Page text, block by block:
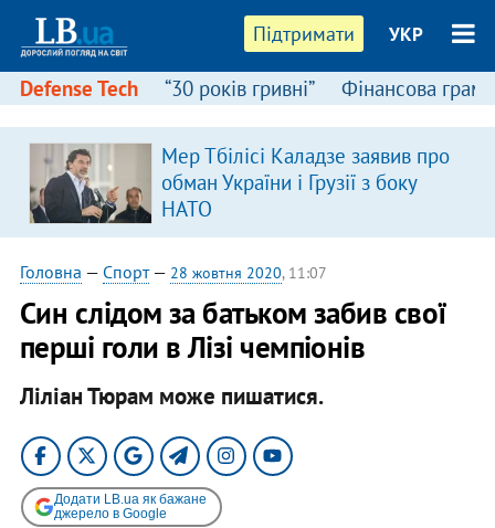
Підтримати УКР
Defense Tech “30 років гривні” Фінансова
Мер Тбілісі Каладзе заявив про
обман України і Грузії з боку
НАТО
Головна — Спорт— 28 жовтня 2020, 11:07
Син слідом за батьком забив свої
перші голи в Лізі чемпіонів
Ліліан Тюрам може пишатися.
Додати LB.ua як бажане
джерело в Google